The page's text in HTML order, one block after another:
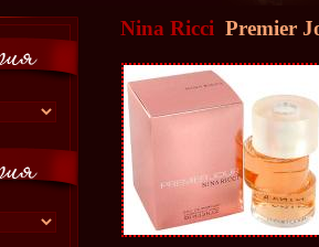
Nina Ricci Premier